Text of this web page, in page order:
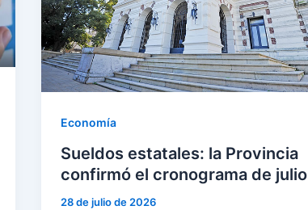
Economía
Sueldos estatales: la Provincia
confirmó el cronograma de julio
28 de julio de 2026